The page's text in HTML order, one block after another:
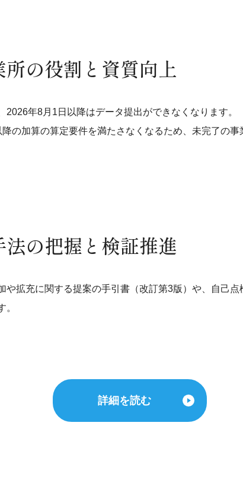
の役割と資質向上
年8月1日以降はデータ提出ができなくなります。
の加算の算定要件を満たさなくなるため、未完了の
の把握と検証推進
や拡充に関する提案の手引書（改訂第3版）や、自己
。
詳細を読む